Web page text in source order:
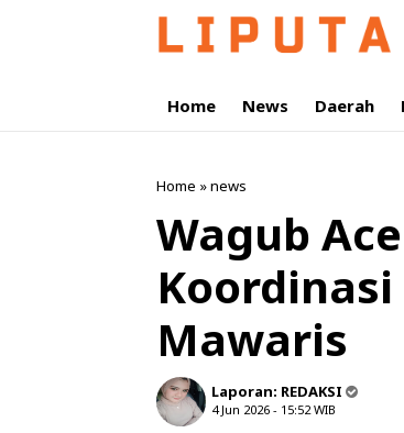
Home News Daerah
Home »news
Wagub
Mawaris
Laporan: REDAKSI
4 Jun 2026 - 15:52WIB